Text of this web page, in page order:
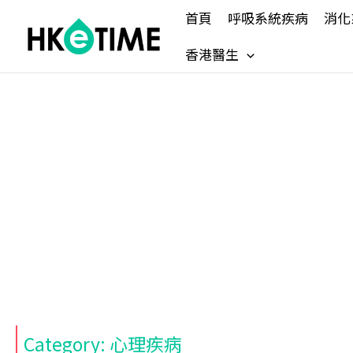
content
首頁 呼吸系統疾病 消
香港醫生
Category: 心理疾病